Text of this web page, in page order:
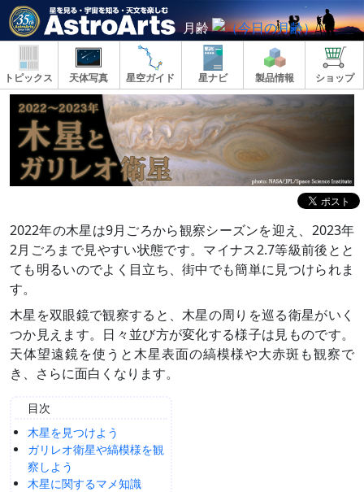
月齢
トピックス 天体写真 星空ガイド 星ナビ 製品情報 ショップ
2022年の木星は9月ごろから観察シーズンを迎え、2023年
2月ごろまで見やすい状態です。マイナス2.7等級前後とと
ても明るいのでよく目立ち、街中でも簡単に見つけられま
す。
木星を双眼鏡で観察すると、木星の周りを巡る衛星がいく
つか見えます。日々並び方が変化する様子は見ものです。
天体望遠鏡を使うと木星表面の縞模様や大赤斑も観察で
き、さらに面白くなります。
目次
木星を見つけよう
ガリレオ衛星や縞模様を観
察しよう
木星に関するマメ知識